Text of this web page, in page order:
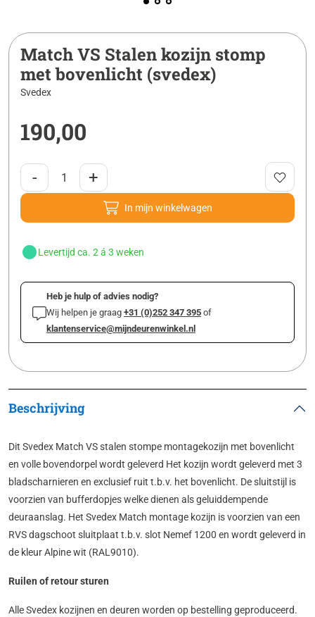
Match VS Stalen kozijn stomp
met bovenlicht (svedex)
Svedex
190,00
- +
In mijn winkelwagen
Levertijd ca. 2 á 3 weken
Heb je hulp of advies nodig?
Wij helpen je graag +31 (0)252 347 395 of
klantenservice@mijndeurenwinkel.nl
Beschrijving
Dit Svedex Match VS stalen stompe montagekozijn met bovenlicht
en volle bovendorpel wordt geleverd Het kozijn wordt geleverd met 3
bladscharnieren en exclusief ruit t.b.v. het bovenlicht. De sluitstijl is
voorzien van bufferdopjes welke dienen als geluiddempende
deuraanslag. Het Svedex Match montage kozijn is voorzien van een
RVS dagschoot sluitplaat t.b.v. slot Nemef 1200 en wordt geleverd in
de kleur Alpine wit (RAL9010).
Ruilen of retour sturen
Alle Svedex kozijnen en deuren worden op bestelling geproduceerd.